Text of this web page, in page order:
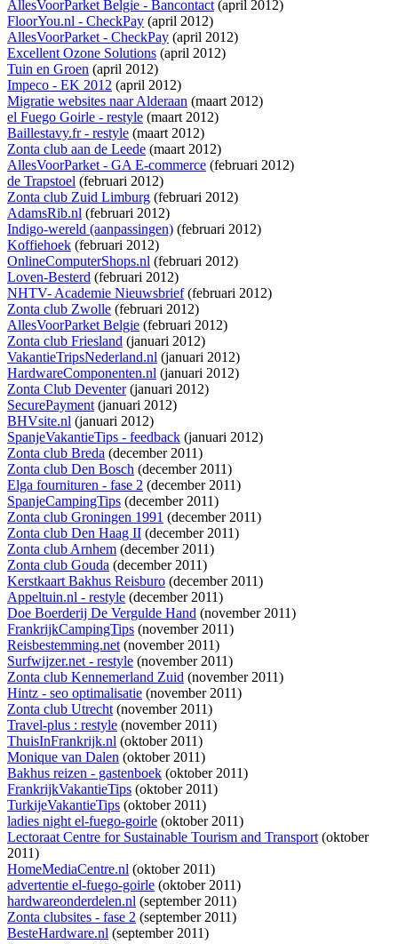
AllesVoorParket Belgie - Bancontact(april 2012)
FloorYou.nl - CheckPay (april 2012)
AllesVoorParket - CheckPay (april 2012)
Excellent Ozone Solutions (april 2012)
Tuin en Groen (april 2012)
Impeco - EK 2012 (april 2012)
Migratie websites naar Alderaan (maart 2012)
el Fuego Goirle - restyle (maart 2012)
Baillestavy.fr - restyle (maart 2012)
Zonta club aan de Leede (maart 2012)
AllesVoorParket - GA E-commerce (februari 2012)
de Trapstoel (februari 2012)
Zonta club Zuid Limburg (februari 2012)
AdamsRib.nl (februari 2012)
Indigo-wereld (aanpassingen) (februari 2012)
Koffiehoek (februari 2012)
OnlineComputerShops.nl (februari 2012)
Loven-Besterd (februari 2012)
NHTV- Academie Nieuwsbrief(februari 2012)
Zonta club Zwolle (februari 2012)
AllesVoorParket Belgie (februari 2012)
Zonta club Friesland (januari 2012)
VakantieTripsNederland.nl (januari 2012)
HardwareComponenten.nl (januari 2012)
Zonta Club Deventer(januari 2012)
SecurePayment(januari 2012)
BHVsite.nl (januari 2012)
SpanjeVakantieTips - feedback (januari 2012)
Zonta club Breda (december 2011)
Zonta club Den Bosch (december 2011)
Elga fournituren - fase 2 (december 2011)
SpanjeCampingTips (december 2011)
Zonta club Groningen 1991 (december 2011)
Zonta club Den Haag II (december 2011)
Zonta club Arnhem (december 2011)
Zonta club Gouda (december 2011)
Kerstkaart Bakhus Reisburo (december 2011)
Appeltuin.nl - restyle (december 2011)
Doe Boerderij De Vergulde Hand (november 2011)
FrankrijkCampingTips (november 2011)
Reisbestemming.net(november 2011)
Surfwijzer.net - restyle (november 2011)
Zonta club Kennemerland Zuid (november 2011)
Hintz - seo optimalisatie (november 2011)
Zonta club Utrecht(november 2011)
Travel-plus : restyle (november 2011)
ThuisInFrankrijk.nl (oktober 2011)
Monique van Dalen (oktober 2011)
Bakhus reizen - gastenboek (oktober 2011)
FrankrijkVakantieTips (oktober 2011)
TurkijeVakantieTips (oktober 2011)
ladies night el-fuego-goirle (oktober 2011)
Lectoraat Centre for Sustainable Tourism and Transport(oktober
2011)
HomeMediaCentre.nl (oktober 2011)
advertentie el-fuego-goirle (oktober 2011)
hardwareonderdelen.nl (september 2011)
Zonta clubsites - fase 2 (september 2011)
BesteHardware.nl (september 2011)